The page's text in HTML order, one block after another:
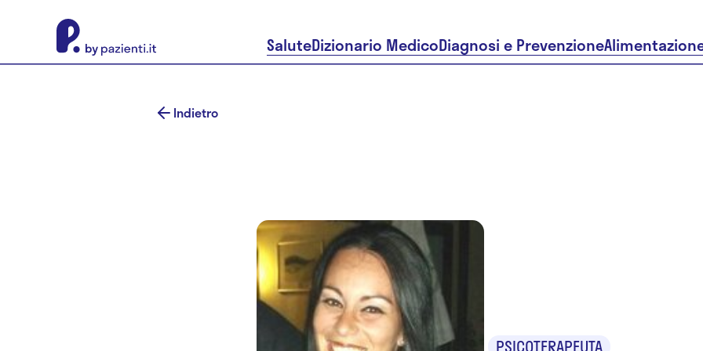
SaluteDizionario MedicoDiagnosi e Prevenzione
Indietro
PSICOTERAPEUTA